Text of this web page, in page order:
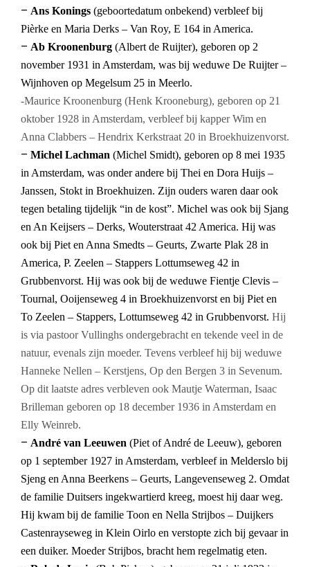
– Ans Konings (geboortedatum onbekend) verbleef bij
Pièrke en Maria Derks – Van Roy, E 164 in America.
– Ab Kroonenburg (Albert de Ruijter), geboren op 2
november 1931 in Amsterdam, was bij weduwe De Ruijter –
Wijnhoven op Megelsum 25 in Meerlo.
-Maurice Kroonenburg (Henk Krooneburg), geboren op 21
oktober 1928 in Amsterdam, verbleef bij kapper Wim en
Anna Clabbers – Hendrix Kerkstraat 20 in Broekhuizenvorst.
– Michel Lachman (Michel Smidt), geboren op 8 mei 1935
in Amsterdam, was onder andere bij Thei en Dora Huijs –
Janssen, Stokt in Broekhuizen. Zijn ouders waren daar ook
tegen betaling tijdelijk “in de kost”. Michel was ook bij Sjang
en An Keijsers – Derks, Wouterstraat 42 America. Hij was
ook bij Piet en Anna Smedts – Geurts, Zwarte Plak 28 in
America, P. Zeelen – Stappers Lottumseweg 42 in
Grubbenvorst. Hij was ook bij de weduwe Fientje Clevis –
Tournal, Ooijenseweg 4 in Broekhuizenvorst en bij Piet en
To Zeelen – Stappers, Lottumseweg 42 in Grubbenvorst. Hij
is via pastoor Vullinghs ondergebracht en tekende veel in de
natuur, evenals zijn moeder. Tevens verbleef hij bij weduwe
Hanneke Nellen – Kerstjens, Op den Bergen 3 in Sevenum.
Op dit laatste adres verbleven ook Mautje Waterman, Isaac
Brilleman geboren op 18 december 1936 in Amsterdam en
Elly Weinreb.
– André van Leeuwen (Piet of André de Leeuw), geboren
op 1 september 1927 in Amsterdam, verbleef in Melderslo bij
Sjeng en Anna Beerkens – Geurts, Langevenseweg 2. Omdat
de familie Duitsers ingekwartierd kreeg, moest hij daar weg.
Hij kwam bij de familie Toon en Nella Strijbos – Duijkers
Castenrayseweg in Klein Oirlo en verstopte zich bij gevaar in
een duiker. Moeder Strijbos, bracht hem regelmatig eten.